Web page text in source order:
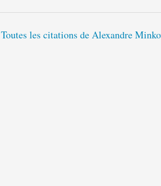
Toutes les citations de Alexandre